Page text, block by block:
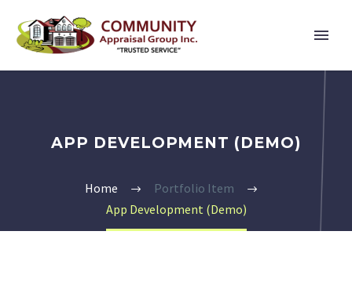
APP DEVELOPMENT (DEMO)
Home
Portfolio Item
App Development (Demo)